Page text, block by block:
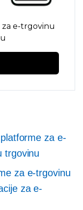
e-trgovinu
za e-
trgovinu
za e-trgovinu
za e-